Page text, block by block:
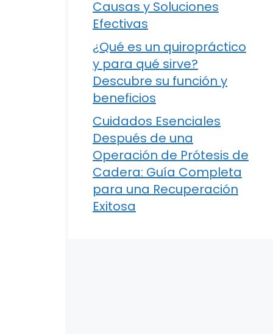
Causas y Soluciones
Efectivas
¿Qué es un quiropráctico
y para qué sirve?
Descubre su función y
beneficios
Cuidados Esenciales
Después de una
Operación de Prótesis de
Cadera: Guía Completa
para una Recuperación
Exitosa